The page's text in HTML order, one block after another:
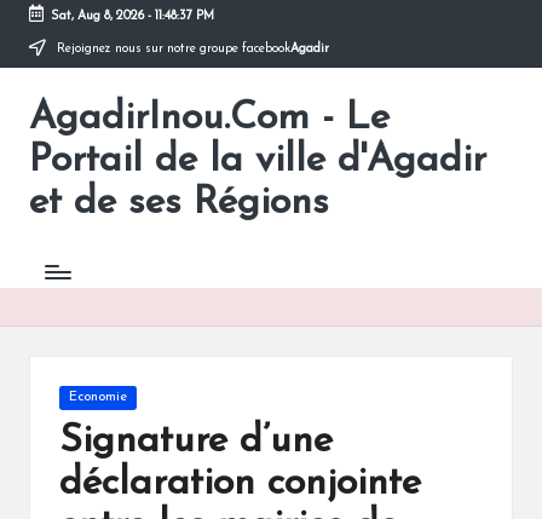
Skip
content
Sat, Aug 8, 2026- 11:48:37 PM
Rejoignez nous sur notre groupe facebookAgadir
AgadirInou.Com - Le
Portail de la ville d'Agadir
et de ses Régions
Toute
l'actualité
ville
en
un
Posted
Economie
Signature d’une
déclaration conjointe